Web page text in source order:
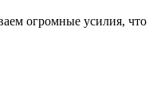
огромные усилия,